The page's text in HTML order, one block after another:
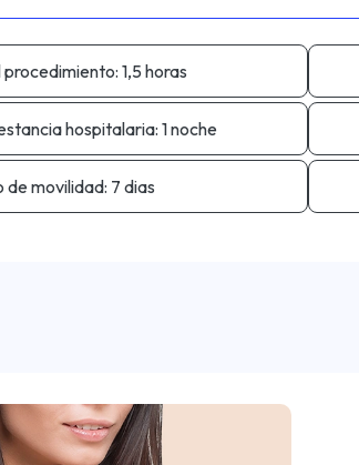
procedimiento: 1,5 horas
hospitalaria: 1 noche
de movilidad: 7 dias